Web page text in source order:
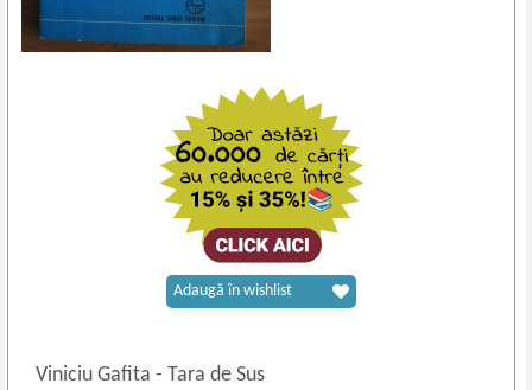
Viniciu Gafita- Tara de Sus
Adaugă în wishlist